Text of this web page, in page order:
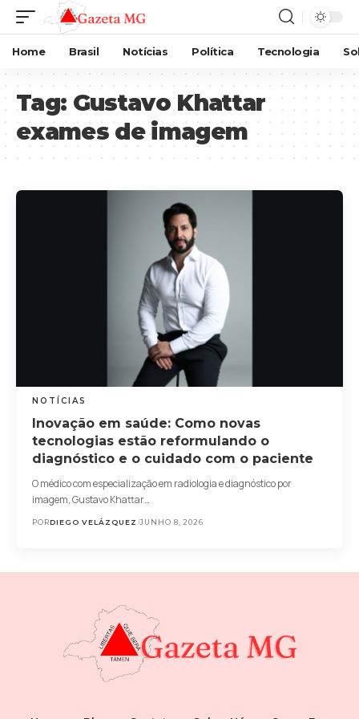
Home Brasil Notícias Política Tecnologia
Tag: Gustavo Khattar
exames de imagem
NOTÍCIAS
Inovação em saúde: Como novas
tecnologias estão reformulando o
diagnóstico e o cuidado com o paciente
O médico com especialização em radiologia e diagnóstico por
imagem, Gustavo Khattar…
PORDIEGO VELÁZQUEZ JUNHO 8, 2026